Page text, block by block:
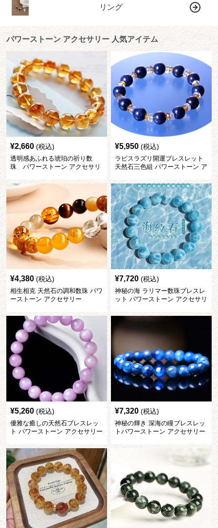
リング
パワーストーン アクセサリー 人気アイテム
¥2,660 (税込)
透明感あふれる琥珀の祈り数
珠 パワーストーン アクセサリ
¥5,950 (税込)
ラピスラズリ開運ブレスレット
天然石三色組 パワーストーン ア
¥4,380 (税込)
相生相克 天然石の調和数珠 パワ
ーストーン アクセサリー
¥7,720 (税込)
神秘の海 ラリマー数珠ブレスレ
ット パワーストーン アクセサリ
¥5,260 (税込)
優雅な癒しの天然石ブレスレッ
ト パワーストーン アクセサリー
¥7,320 (税込)
神秘の輝き 深海の瞳ブレスレッ
トパワーストーン アクセサリー